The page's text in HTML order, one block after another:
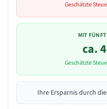
Geschätzte
MIT
ca.
Geschätzte
Ihre Ersparnis durch